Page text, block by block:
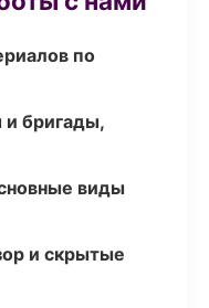
по
бригады,
виды
и скрытые